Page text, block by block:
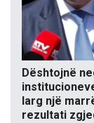
Dështojnë
larg një
rezultati